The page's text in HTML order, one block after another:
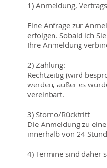
1) Anmeldung,
Eine Anfrage zur
erfolgen. Sobald ich
Ihre Anmeldung
2) Zahlung:
Rechtzeitig (wird
werden, außer es
vereinbart.
3) Storno/Rücktritt
Die Anmeldung zu
innerhalb von 24
4) Termine sind daher